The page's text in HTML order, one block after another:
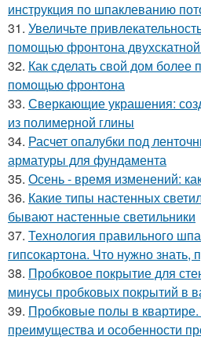
инструкция по шпаклеванию
31. Увеличьте
помощью фронтона
32. Как сделать свой дом более
помощью фронтона
33. Сверкающие украшения:
из полимерной глины
34. Расчет опалубки под
арматуры для фундамента
35. Осень - время изменений:
36. Какие типы настенных
бывают настенные светильники
37. Технология правильного
гипсокартона. Что нужно знать,
38. Пробковое покрытие для
минусы пробковых покрытий в
39. Пробковые полы в
преимущества и особенности